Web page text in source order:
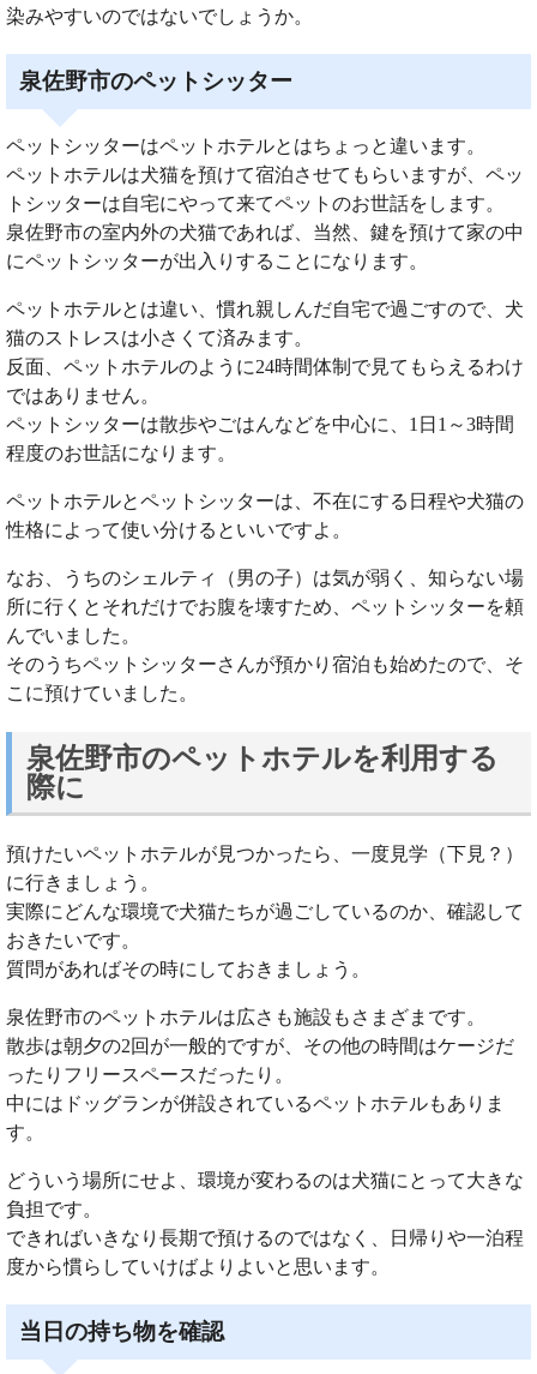
染みやすいのではないでしょうか。
泉佐野市のペットシッター
ペットシッターはペットホテルとはちょっと違います。
ペットホテルは犬猫を預けて宿泊させてもらいますが、ペッ
トシッターは自宅にやって来てペットのお世話をします。
泉佐野市の室内外の犬猫であれば、当然、鍵を預けて家の中
にペットシッターが出入りすることになります。
ペットホテルとは違い、慣れ親しんだ自宅で過ごすので、犬
猫のストレスは小さくて済みます。
反面、ペットホテルのように24時間体制で見てもらえるわけ
ではありません。
ペットシッターは散歩やごはんなどを中心に、1日1～3時間
程度のお世話になります。
ペットホテルとペットシッターは、不在にする日程や犬猫の
性格によって使い分けるといいですよ。
なお、うちのシェルティ（男の子）は気が弱く、知らない場
所に行くとそれだけでお腹を壊すため、ペットシッターを頼
んでいました。
そのうちペットシッターさんが預かり宿泊も始めたので、そ
こに預けていました。
泉佐野市のペットホテルを利用する
際に
預けたいペットホテルが見つかったら、一度見学（下見？）
に行きましょう。
実際にどんな環境で犬猫たちが過ごしているのか、確認して
おきたいです。
質問があればその時にしておきましょう。
泉佐野市のペットホテルは広さも施設もさまざまです。
散歩は朝夕の2回が一般的ですが、その他の時間はケージだ
ったりフリースペースだったり。
中にはドッグランが併設されているペットホテルもありま
す。
どういう場所にせよ、環境が変わるのは犬猫にとって大きな
負担です。
できればいきなり長期で預けるのではなく、日帰りや一泊程
度から慣らしていけばよりよいと思います。
当日の持ち物を確認